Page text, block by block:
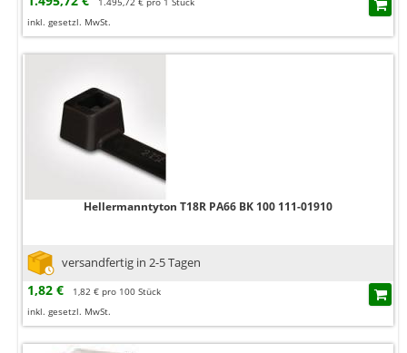
inkl. gesetzl. MwSt.
Hellermanntyton T18R PA66 BK 100 111-01910
versandfertig in 2-5 Tagen
1,82 €
1,82 € pro 100 Stück
inkl. gesetzl. MwSt.